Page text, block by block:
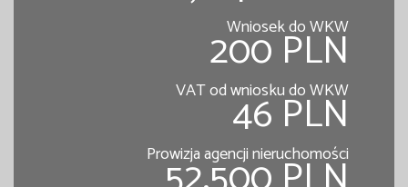
Wniosek do WKW
200 PLN
VAT od wniosku do WKW
46 PLN
Prowizja agencji nieruchomości